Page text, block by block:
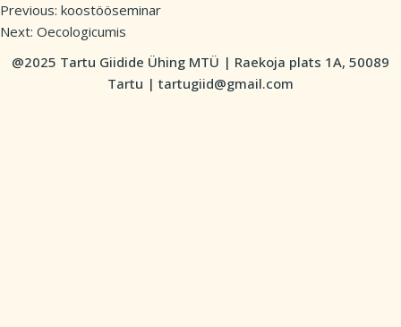
Post
navigation
Previous: koostööseminar
Next: Oecologicumis
@2025 Tartu Giidide Ühing MTÜ | Raekoja plats 1A, 50089
Tartu | tartugiid@gmail.com